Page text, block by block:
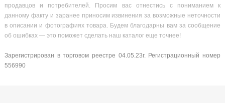
продавцов и потребителей. Просим вас отнестись с пониманием к
данному факту и заранее приносим извинения за возможные неточности
в описании и фотографиях товара. Будем благодарны вам за сообщение
об ошибках — это поможет сделать наш каталог еще точнее!
Зарегистрирован в торговом реестре 04.05.23г. Регистрационный номер
556990